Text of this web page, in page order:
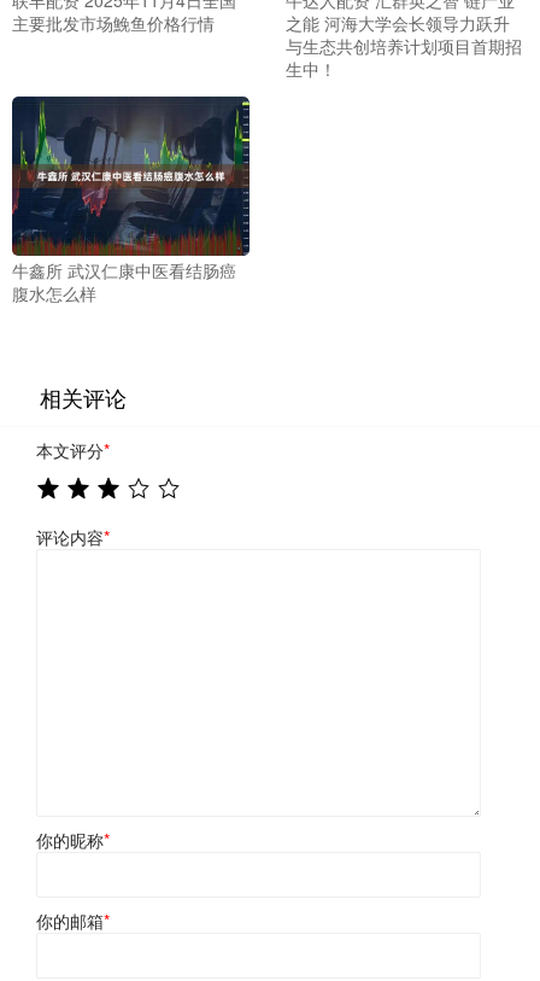
主要批发市场鮸鱼价格行情
之能 河海大学会长领导力跃升
与生态共创培养计划项目首期招
生中！
牛鑫所 武汉仁康中医看结肠癌
腹水怎么样
相关评论
本文评分*
评论内容*
你的昵称*
你的邮箱*